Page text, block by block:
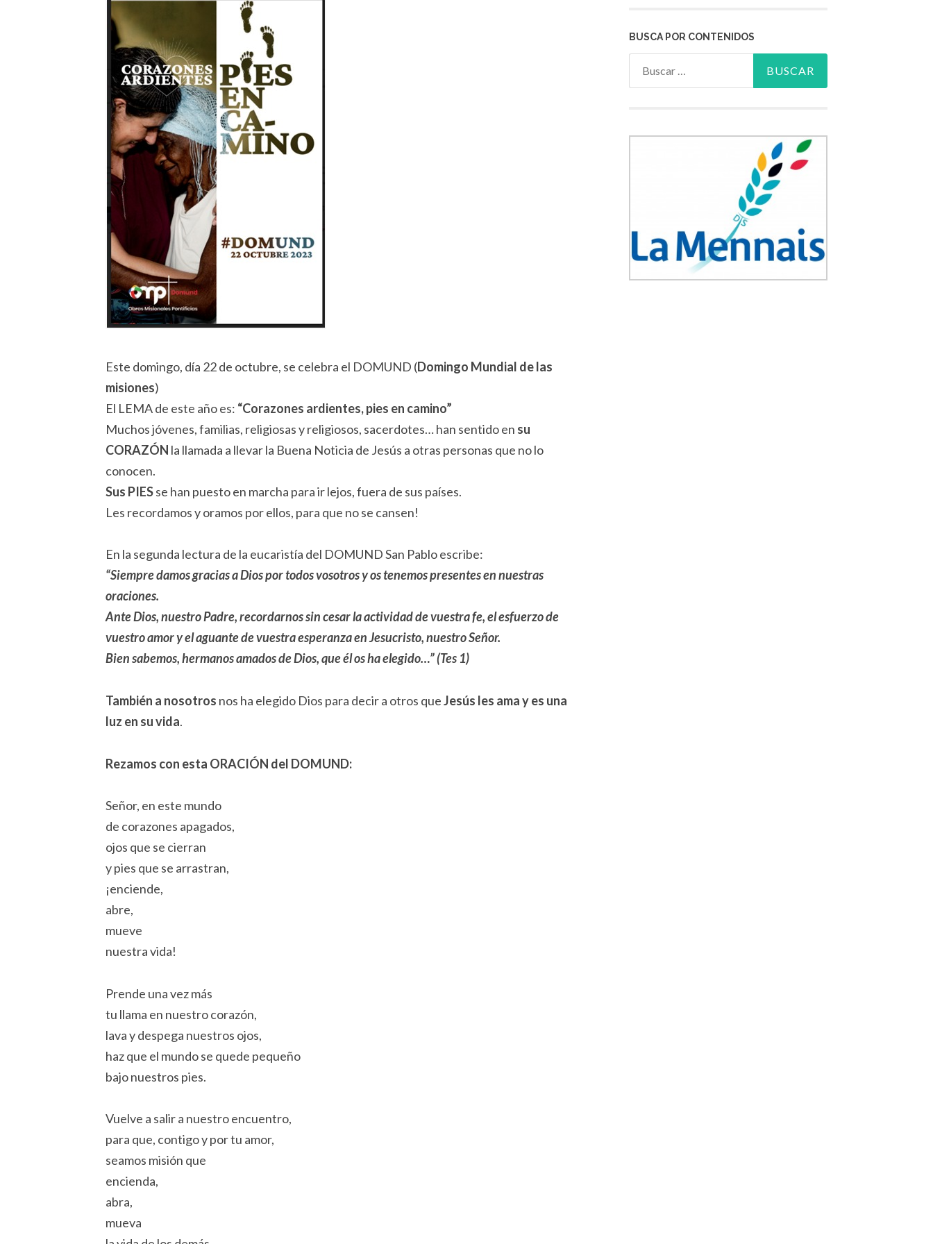
Este domingo, día 22 de octubre, se celebra el DOMUND (Domingo Mundial de las
misiones)
El LEMA de este año es: “Corazones ardientes, pies en camino”
Muchos jóvenes, familias, religiosas y religiosos, sacerdotes… han sentido en su
CORAZÓN la llamada a llevar la Buena Noticia de Jesús a otras personas que no lo
conocen.
Sus PIESse han puesto en marcha para ir lejos, fuera de sus países.
Les recordamos y oramos por ellos, para que no se cansen!
En la segunda lectura de la eucaristía del DOMUND San Pablo escribe:
“Siempre damos gracias a Dios por todos vosotros y os tenemos presentes en nuestras
oraciones.
Ante Dios, nuestro Padre, recordarnos sin cesar la actividad de vuestra fe, el esfuerzo de
vuestro amor y el aguante de vuestra esperanza en Jesucristo, nuestro Señor.
Bien sabemos, hermanos amados de Dios, que él os ha elegido…” (Tes 1)
También a nosotros nos ha elegido Dios para decir a otros queJesús les ama y es una
luz en su vida.
Rezamos con esta ORACIÓN del DOMUND:
Señor, en este mundo
de corazones apagados,
ojos que se cierran
y pies que se arrastran,
¡enciende,
abre,
mueve
nuestra vida!
Prende una vez más
tu llama en nuestro corazón,
lava y despega nuestros ojos,
haz que el mundo se quede pequeño
bajo nuestros pies.
Vuelve a salir a nuestro encuentro,
para que, contigo y por tu amor,
seamos misión que
encienda,
abra,
mueva
BUSCA POR CONTENIDOS